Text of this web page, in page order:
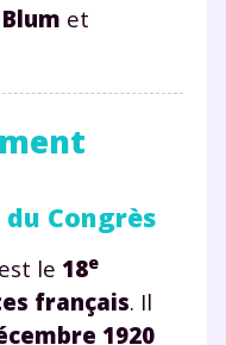
et
Congrès
est le 18e
français. Il
1920